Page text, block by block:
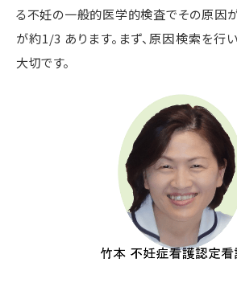
る不妊の一般的医学的検査でその原因
が約1/3 あります。まず、原因検索を行
大切です。